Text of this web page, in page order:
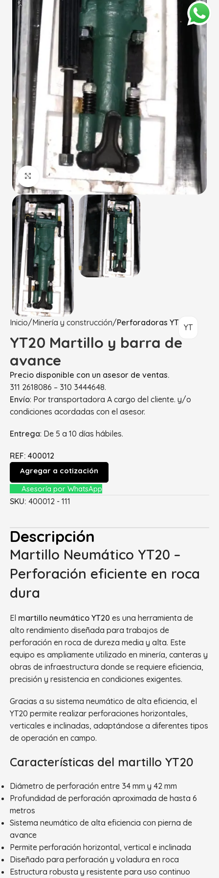
Haga Click para agrandar
Inicio Minería y construcción Perforadoras YT YT
YT20 Martillo y barra de
avance
Precio disponible con un asesor de ventas.
311 2618086 – 310 3444648.
Envío: Por transportadora A cargo del cliente. y/o
condiciones acordadas con el asesor.
Entrega: De 5 a 10 días hábiles.
REF: 400012
Agregar a cotización
Asesoría por WhatsApp
SKU: 400012 - 111
Descripción
Martillo Neumático YT20 –
Perforación eficiente en roca
dura
El martillo neumático YT20 es una herramienta de
alto rendimiento diseñada para trabajos de
perforación en roca de dureza media y alta. Este
equipo es ampliamente utilizado en minería, canteras y
obras de infraestructura donde se requiere eficiencia,
precisión y resistencia en condiciones exigentes.
Gracias a su sistema neumático de alta eficiencia, el
YT20 permite realizar perforaciones horizontales,
verticales e inclinadas, adaptándose a diferentes tipos
de operación en campo.
Características del martillo YT20
Diámetro de perforación entre 34 mm y 42 mm
Profundidad de perforación aproximada de hasta 6
metros
Sistema neumático de alta eficiencia con pierna de
avance
Permite perforación horizontal, vertical e inclinada
Diseñado para perforación y voladura en roca
Estructura robusta y resistente para uso continuo